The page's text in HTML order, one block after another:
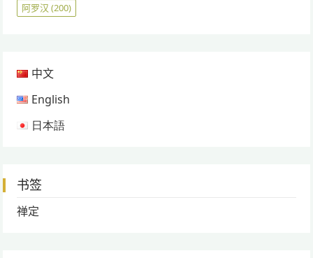
阿罗汉 (200)
中文
English
日本語
书签
禅定